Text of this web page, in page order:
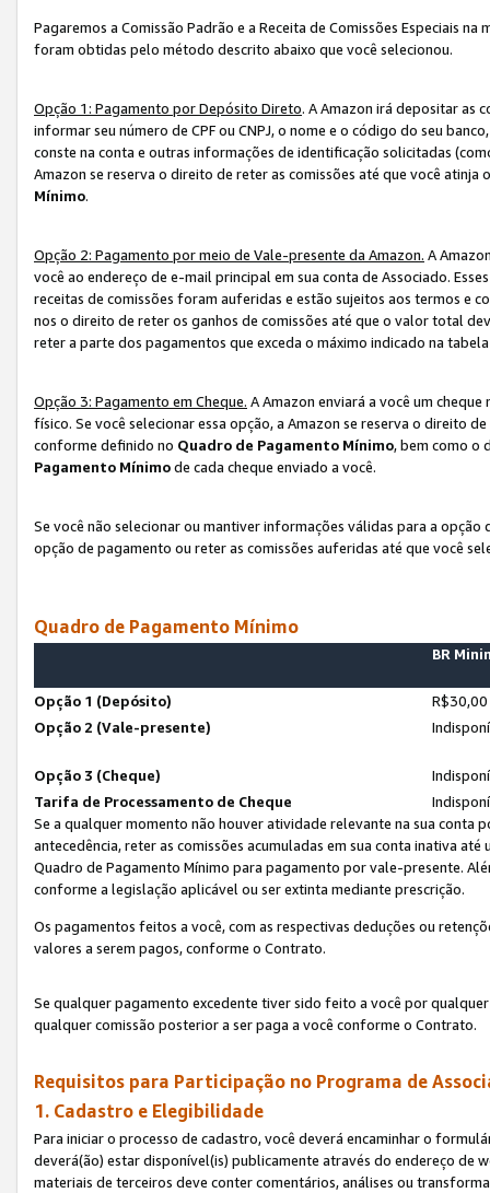
Pagaremos a Comissão Padrão e a Receita de Comissões Especiais
foram obtidas pelo método descrito abaixo que você selecionou.
Opção 1: Pagamento por Depósito Direto. A Amazon irá depositar as
informar seu número de CPF ou CNPJ, o nome e o código do seu
conste na conta e outras informações de identificação solicitadas
Amazon se reserva o direito de reter as comissões até que você
Mínimo.
Opção 2: Pagamento por meio de Vale-presente da Amazon. A
você ao endereço de e-mail principal em sua conta de Associado.
receitas de comissões foram auferidas e estão sujeitos aos termos e
nos o direito de reter os ganhos de comissões até que o valor total
reter a parte dos pagamentos que exceda o máximo indicado na
Opção 3: Pagamento em Cheque. A Amazon enviará a você um
físico. Se você selecionar essa opção, a Amazon se reserva o direito
conforme definido no Quadro de Pagamento Mínimo, bem como o
Pagamento Mínimode cada cheque enviado a você.
Se você não selecionar ou mantiver informações válidas para a
opção de pagamento ou reter as comissões auferidas até que você
Quadro de Pagamento Mínimo
BR
Opção 1 (Depósito)
R$30,00
Opção 2 (Vale-presente)
Opção 3 (Cheque)
Tarifa de Processamento de Cheque
Se a qualquer momento não houver atividade relevante na sua conta
antecedência, reter as comissões acumuladas em sua conta inativa
Quadro de Pagamento Mínimo para pagamento por vale-presente.
conforme a legislação aplicável ou ser extinta mediante prescrição.
Os pagamentos feitos a você, com as respectivas deduções ou
valores a serem pagos, conforme o Contrato.
Se qualquer pagamento excedente tiver sido feito a você por
qualquer comissão posterior a ser paga a você conforme o Contrato.
Requisitos para Participação no Programa de
1. Cadastro e Elegibilidade
Para iniciar o processo de cadastro, você deverá encaminhar o
deverá(ão) estar disponível(is) publicamente através do endereço
materiais de terceiros deve conter comentários, análises ou